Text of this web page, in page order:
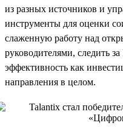
из разных источников и
инструменты для оценки
слаженную работу над
руководителями, следить
эффективность как
направления в целом.